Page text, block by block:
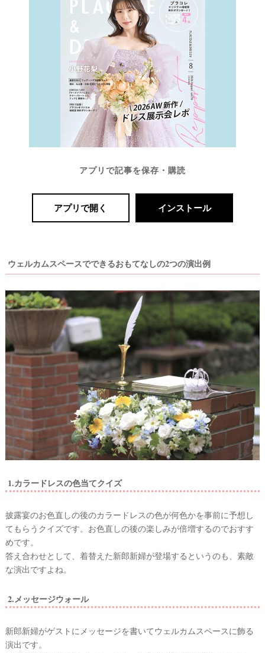
アプリで記事を保存・購読
アプリで開く インストール
ウェルカムスペースでできるおもてなしの2つの演出例
1.カラードレスの色当てクイズ
披露宴のお色直しの後のカラードレスの色が何色かを事前に予想し
てもらうクイズです。お色直しの後の楽しみが倍増するのでおすす
めです。
答え合わせとして、着替えた新郎新婦が登場するというのも、素敵
な演出ですよね。
2.メッセージウォール
新郎新婦がゲストにメッセージを書いてウェルカムスペースに飾る
演出です。